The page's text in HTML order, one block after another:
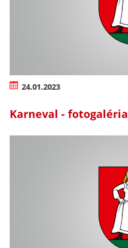
24.01.2023
Karneval - fotogaléria